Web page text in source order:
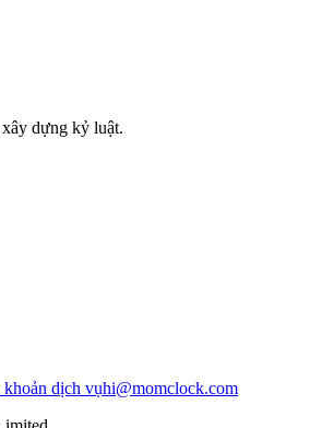
dựng kỷ luật.
dịch vụhi@momclock.com